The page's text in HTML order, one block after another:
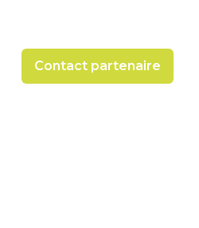
Contact partenaire